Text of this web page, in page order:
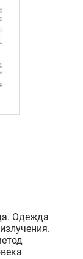
Одежда